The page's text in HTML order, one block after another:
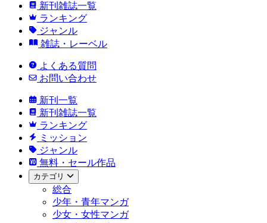
新刊雑誌一覧
ランキング
ジャンル
雑誌・レーベル
よくある質問
お問い合わせ
新刊一覧
新刊雑誌一覧
ランキング
ミッション
ジャンル
無料・セール作品
カテゴリ
総合
少年・青年マンガ
少女・女性マンガ